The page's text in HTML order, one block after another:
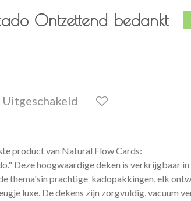
Ontzettend bedankt
Uitgeschakeld
product van Natural Flow Cards:
Deze hoogwaardige deken is verkrijgbaar in
thema'sin prachtige kadopakkingen, elk
luxe. De dekens zijn zorgvuldig, vacuum